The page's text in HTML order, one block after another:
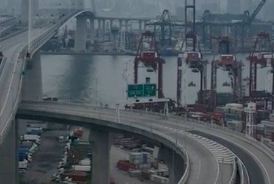
(주)베이시스소프트는 혁신적인 아이디어와 창의적인 접근을
통해
미래 스마트건설을 선도하는 초일류기업으로 성장하고자 합니다.